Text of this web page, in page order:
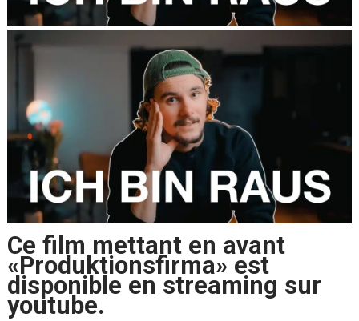
Ce film mettant en avant
«Produktionsfirma» est
disponible en streaming sur
youtube.